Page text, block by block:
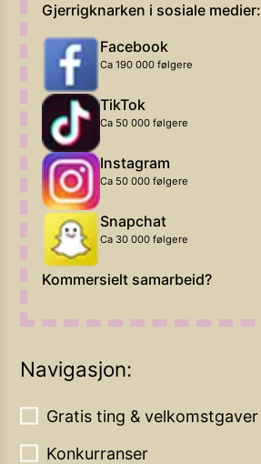
Gjerrigknarken i sosiale medier:
Facebook
Ca 190 000 følgere
TikTok
Ca 50 000 følgere
Instagram
Ca 50 000 følgere
Snapchat
Ca 30 000 følgere
Kommersielt samarbeid?
Navigasjon:
Gratis ting & velkomstgaver
Konkurranser